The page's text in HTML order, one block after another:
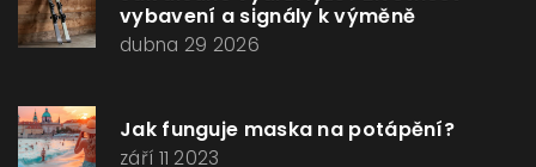
vybavení a signály k výměně
dubna 29 2026
Jak funguje maska na potápění?
září 11 2023